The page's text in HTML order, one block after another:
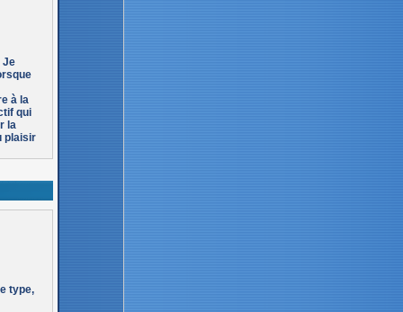
Je
à la
qui
la
plaisir
type,